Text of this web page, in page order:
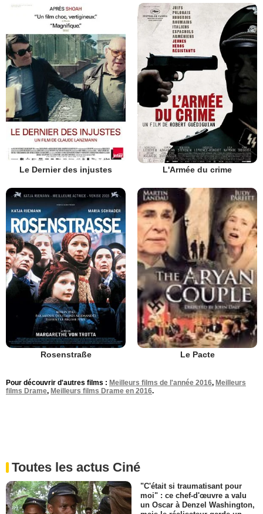
Le Dernier des injustes L'Armée du crime
Rosenstraße Le Pacte
Pour découvrir d'autres films : Meilleurs films de l'année 2016, Meilleurs
films Drame, Meilleurs films Drame en 2016.
Toutes les actus Ciné
"C'était si traumatisant pour
moi" : ce chef-d'œuvre a valu
un Oscar à Denzel Washington,